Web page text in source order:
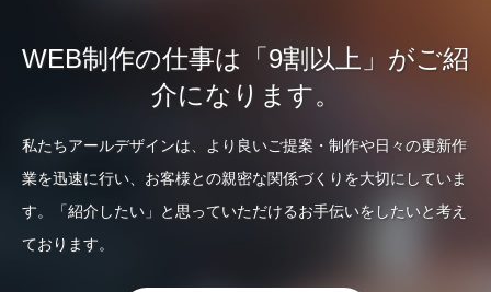
WEB制作の仕事は「9割以上」がご紹
介になります。
私たちアールデザインは、より良いご提案・制作や日々の更新作
業を迅速に行い、お客様との親密な関係づくりを大切にしていま
す。「紹介したい」と思っていただけるお手伝いをしたいと考え
ております。